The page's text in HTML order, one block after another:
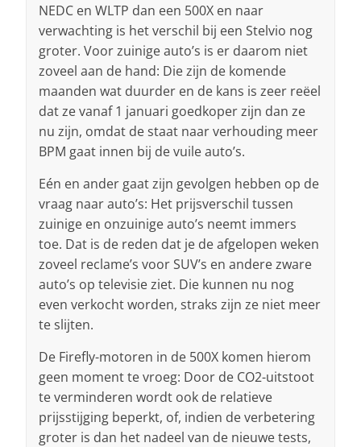
NEDC en WLTP dan een 500X en naar
verwachting is het verschil bij een Stelvio nog
groter. Voor zuinige auto’s is er daarom niet
zoveel aan de hand: Die zijn de komende
maanden wat duurder en de kans is zeer reëel
dat ze vanaf 1 januari goedkoper zijn dan ze
nu zijn, omdat de staat naar verhouding meer
BPM gaat innen bij de vuile auto’s.
Eén en ander gaat zijn gevolgen hebben op de
vraag naar auto’s: Het prijsverschil tussen
zuinige en onzuinige auto’s neemt immers
toe. Dat is de reden dat je de afgelopen weken
zoveel reclame’s voor SUV’s en andere zware
auto’s op televisie ziet. Die kunnen nu nog
even verkocht worden, straks zijn ze niet meer
te slijten.
De Firefly-motoren in de 500X komen hierom
geen moment te vroeg: Door de CO2-uitstoot
te verminderen wordt ook de relatieve
prijsstijging beperkt, of, indien de verbetering
groter is dan het nadeel van de nieuwe tests,